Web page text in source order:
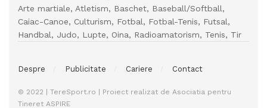
Arte martiale, Atletism, Baschet, Baseball/Softball,
Caiac-Canoe, Culturism, Fotbal, Fotbal-Tenis, Futsal,
Handbal, Judo, Lupte, Oina, Radioamatorism, Tenis, Tir
Despre Publicitate Cariere Contact
© 2022 | TereSport.ro | Proiect realizat de Asociatia pentru
Tineret ASPIRE